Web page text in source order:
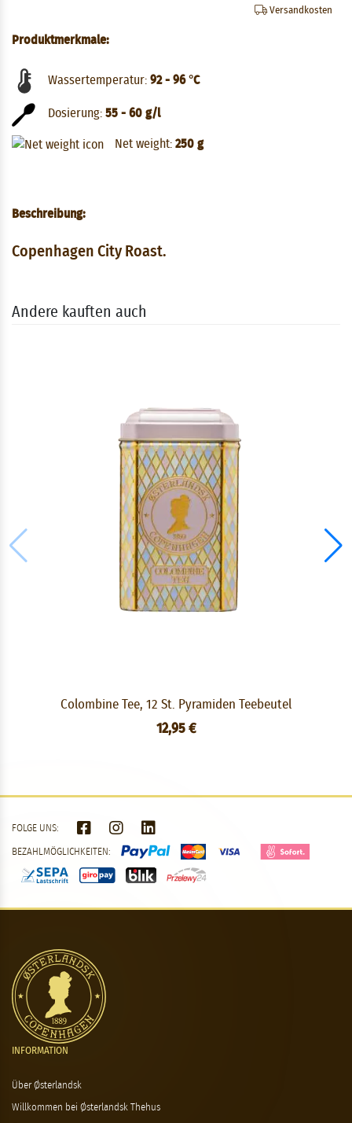
Versandkosten
Produktmerkmale:
Wassertemperatur: 92 - 96 °C
Dosierung: 55 - 60 g/l
Net weight: 250 g
Beschreibung:
Copenhagen City Roast.
Andere kauften auch
Colombine Tee, 12 St. Pyramiden Teebeutel
12,95 €
FOLGE UNS:
BEZAHLMÖGLICHKEITEN:
INFORMATION
Über Østerlandsk
Willkommen bei Østerlandsk Thehus